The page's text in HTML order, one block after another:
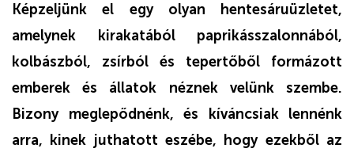
Képzeljünk el egy olyan hentesáruüzletet,
amelynek kirakatából paprikásszalonnából,
kolbászból, zsírból és tepertőből formázott
emberek és állatok néznek velünk szembe.
Bizony meglepődnénk, és kíváncsiak lennénk
arra, kinek juthatott eszébe, hogy ezekből az